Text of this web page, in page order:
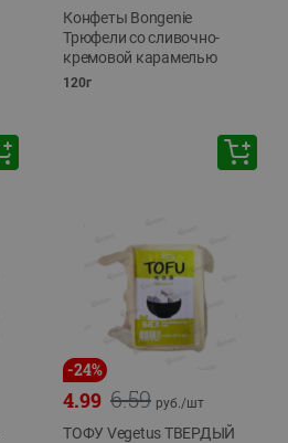
Конфеты Bongenie
Трюфели со сливочно-
кремовой карамелью
120г
-24%
6.59
4.99 руб./шт
ТОФУ Vegetus ТВЕРДЫЙ